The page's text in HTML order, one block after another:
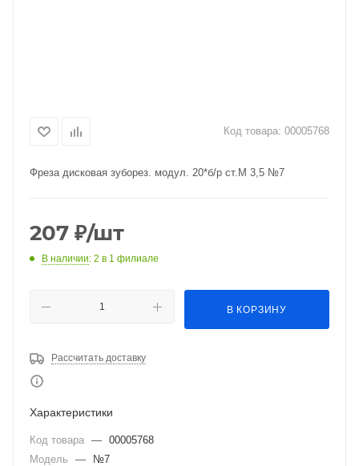
Код товара: 00005768
Фреза дисковая зуборез. модул. 20*б/р ст.М 3,5 №7
207 ₽/шт
В наличии: 2 в 1 филиале
В КОРЗИНУ
Рассчитать доставку
Характеристики
Код товара — 00005768
Модель
—
№7